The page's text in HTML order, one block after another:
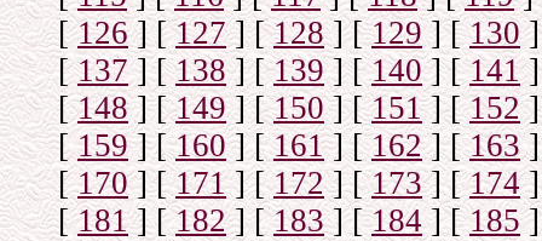
[126] [127] [128] [129] [ 130]
[137] [138] [139] [140] [141]
[148] [149] [150] [151] [152]
[159] [160] [161] [162] [163]
[170] [171] [172] [173] [174]
[181] [182] [183] [184] [ 185]